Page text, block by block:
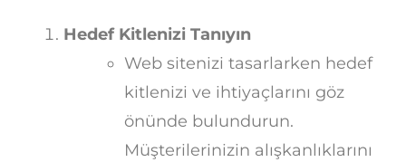
Hedef Kitlenizi Tanıyın
Web sitenizi tasarlarken hedef
kitlenizi ve ihtiyaçlarını göz
önünde bulundurun.
Müşterilerinizin alışkanlıklarını